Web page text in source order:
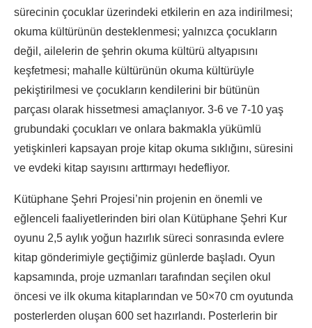
sürecinin çocuklar üzerindeki etkilerin en aza indirilmesi;
okuma kültürünün desteklenmesi; yalnızca çocukların
değil, ailelerin de şehrin okuma kültürü altyapısını
keşfetmesi; mahalle kültürünün okuma kültürüyle
pekiştirilmesi ve çocukların kendilerini bir bütünün
parçası olarak hissetmesi amaçlanıyor. 3-6 ve 7-10 yaş
grubundaki çocukları ve onlara bakmakla yükümlü
yetişkinleri kapsayan proje kitap okuma sıklığını, süresini
ve evdeki kitap sayısını arttırmayı hedefliyor.
Kütüphane Şehri Projesi’nin projenin en önemli ve
eğlenceli faaliyetlerinden biri olan Kütüphane Şehri Kur
oyunu 2,5 aylık yoğun hazırlık süreci sonrasında evlere
kitap gönderimiyle geçtiğimiz günlerde başladı. Oyun
kapsamında, proje uzmanları tarafından seçilen okul
öncesi ve ilk okuma kitaplarından ve 50×70 cm oyutunda
posterlerden oluşan 600 set hazırlandı. Posterlerin bir